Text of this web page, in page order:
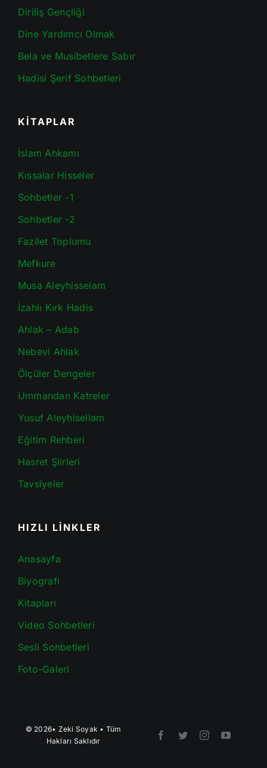
Diriliş Gençliği
Dine Yardımcı Olmak
Bela ve Musibetlere Sabır
Hadisi Şerif Sohbetleri
KİTAPLAR
İslam Ahkamı
Kıssalar Hisseler
Sohbetler -1
Sohbetler -2
Fazilet Toplumu
Mefkure
Musa Aleyhisselam
İzahlı Kırk Hadis
Ahlak – Adab
Nebevi Ahlak
Ölçüler Dengeler
Ummandan Katreler
Yusuf Aleyhisellam
Eğitim Rehberi
Hasret Şiirleri
Tavsiyeler
HIZLI LİNKLER
Anasayfa
Biyografi
Kitapları
Video Sohbetleri
Sesli Sohbetleri
Foto-Galeri
© 2026• Zeki Soyak • Tüm
Hakları Saklıdır